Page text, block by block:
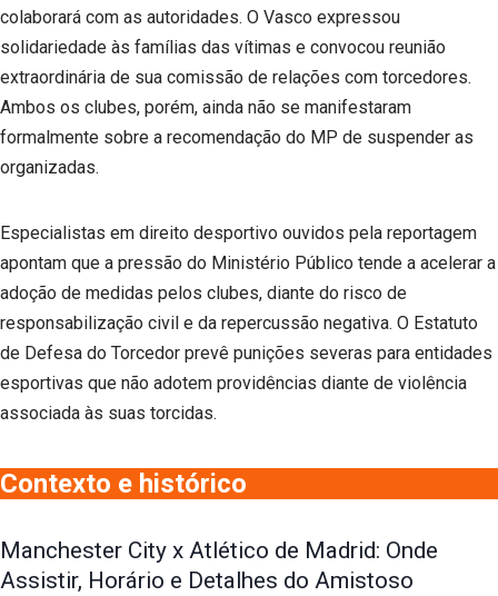
colaborará com as autoridades. O Vasco expressou
solidariedade às famílias das vítimas e convocou reunião
extraordinária de sua comissão de relações com torcedores.
Ambos os clubes, porém, ainda não se manifestaram
formalmente sobre a recomendação do MP de suspender as
organizadas.
Especialistas em direito desportivo ouvidos pela reportagem
apontam que a pressão do Ministério Público tende a acelerar a
adoção de medidas pelos clubes, diante do risco de
responsabilização civil e da repercussão negativa. O Estatuto
de Defesa do Torcedor prevê punições severas para entidades
esportivas que não adotem providências diante de violência
associada às suas torcidas.
Contexto e histórico
Manchester City x Atlético de Madrid: Onde
Assistir, Horário e Detalhes do Amistoso